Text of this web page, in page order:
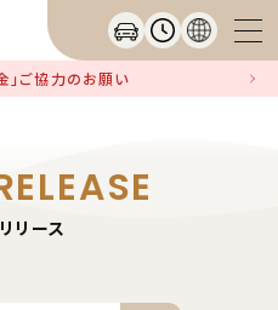
」ご協力のお願い
リース